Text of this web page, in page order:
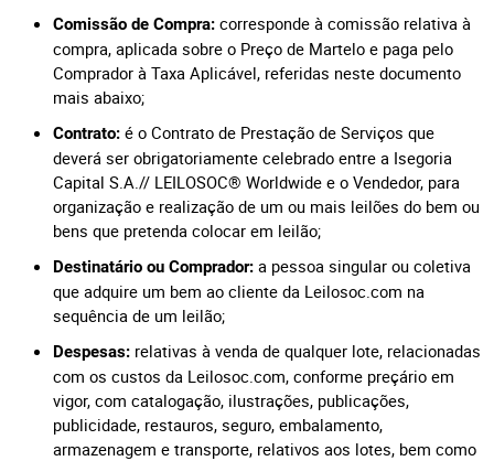
Comissão de Compra: corresponde à comissão relativa à
compra, aplicada sobre o Preço de Martelo e paga pelo
Comprador à Taxa Aplicável, referidas neste documento
mais abaixo;
Contrato: é o Contrato de Prestação de Serviços que
deverá ser obrigatoriamente celebrado entre a Isegoria
Capital S.A.// LEILOSOC® Worldwide e o Vendedor, para
organização e realização de um ou mais leilões do bem ou
bens que pretenda colocar em leilão;
Destinatário ou Comprador: a pessoa singular ou coletiva
que adquire um bem ao cliente da Leilosoc.com na
sequência de um leilão;
Despesas: relativas à venda de qualquer lote, relacionadas
com os custos da Leilosoc.com, conforme preçário em
vigor, com catalogação, ilustrações, publicações,
publicidade, restauros, seguro, embalamento,
armazenagem e transporte, relativos aos lotes, bem como